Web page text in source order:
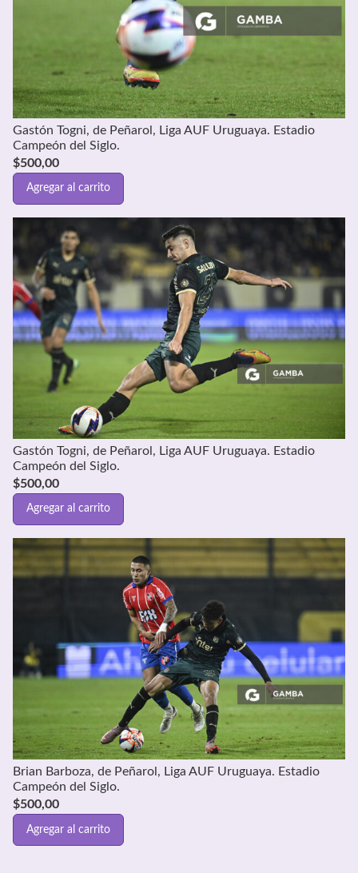
Gastón Togni, de Peñarol, Liga AUF Uruguaya. Estadio
Campeón del Siglo.
$500,00
Agregar al carrito
Gastón Togni, de Peñarol, Liga AUF Uruguaya. Estadio
Campeón del Siglo.
$500,00
Agregar al carrito
Brian Barboza, de Peñarol, Liga AUF Uruguaya. Estadio
Campeón del Siglo.
$500,00
Agregar al carrito